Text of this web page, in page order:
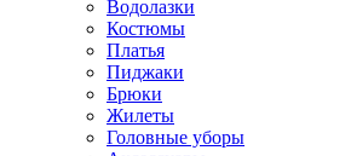
Водолазки
Костюмы
Платья
Пиджаки
Брюки
Жилеты
Головные уборы